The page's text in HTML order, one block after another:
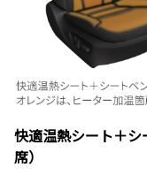
快適温熱シート＋
席）